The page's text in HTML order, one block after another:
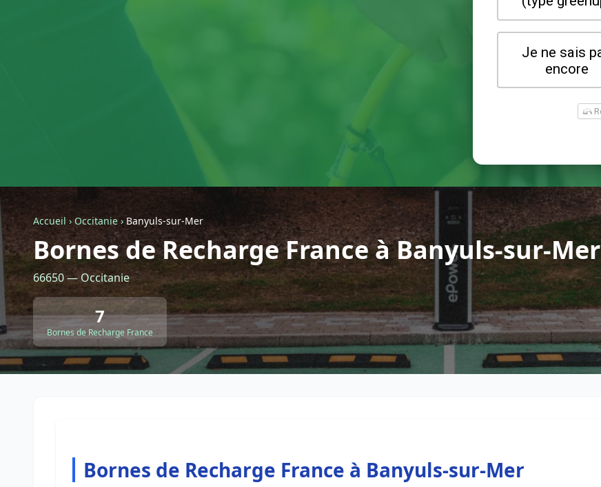
Accueil › Occitanie › Banyuls-sur-Mer
Bornes de Recharge France à Banyuls-sur-Mer
66650 — Occitanie
7
Bornes de Recharge France
Bornes de Recharge France à Banyuls-sur-Mer